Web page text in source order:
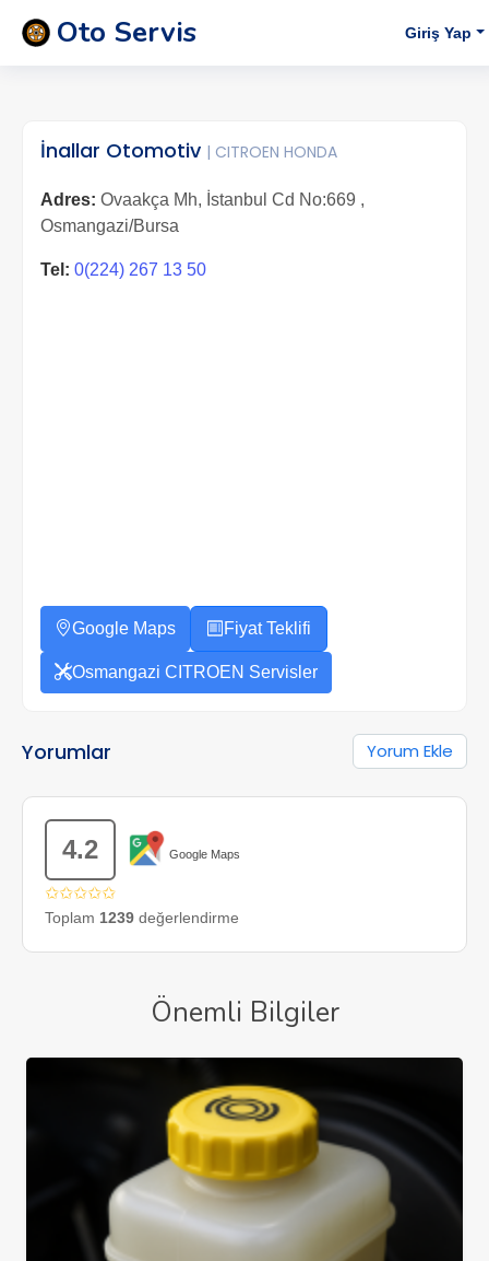
Oto Servis Giriş Yap
İnallar Otomotiv | CITROEN HONDA
Adres: Ovaakça Mh, İstanbul Cd No:669 ,
Osmangazi/Bursa
Tel: 0(224) 267 13 50
Google Maps Fiyat Teklifi
Osmangazi CITROEN Servisler
Yorumlar Yorum Ekle
4.2 Google Maps
✩✩✩✩✩
Toplam 1239 değerlendirme
Önemli Bilgiler